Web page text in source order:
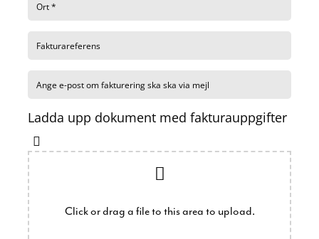
Ladda upp dokument med fakturauppgifter
Click or drag a file to this area to upload.